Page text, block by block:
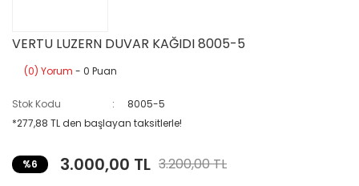
VERTU LUZERN DUVAR KAĞIDI 8005-5
(0) Yorum - 0 Puan
Stok Kodu
8005-5
*277,88 TL den başlayan taksitlerle!
%6 3.000,00 TL 3.200,00 TL